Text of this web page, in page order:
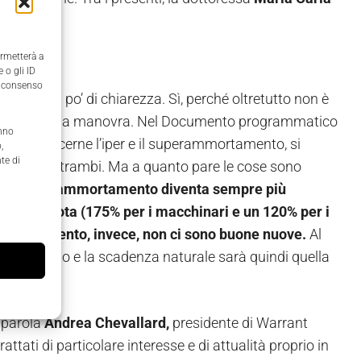
a
o gli ID
di
fare un po’ di chiarezza. Sì, perché oltretutto non è
della manovra. Nel Documento programmatico
concerne l’iper e il superammortamento, si
per entrambi. Ma a quanto pare le cose sono
l’iperammortamento diventa sempre più
(175% per i macchinari e un 120% per i
invece, non ci sono buone nuove. Al
rinnovato e la scadenza naturale sarà quindi quella
parolaAndrea Chevallard, presidente di Warrant
di particolare interesse e di attualità proprio in